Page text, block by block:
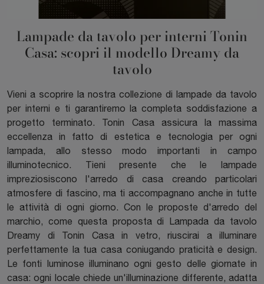
Lampade da tavolo per interni Tonin
Casa: scopri il modello Dreamy da
tavolo
Vieni a scoprire la nostra collezione di lampade da tavolo
per interni e ti garantiremo la completa soddisfazione a
progetto terminato. Tonin Casa assicura la massima
eccellenza in fatto di estetica e tecnologia per ogni
lampada, allo stesso modo importanti in campo
illuminotecnico. Tieni presente che le lampade
impreziosiscono l'arredo di casa creando particolari
atmosfere di fascino, ma ti accompagnano anche in tutte
le attività di ogni giorno. Con le proposte d'arredo del
marchio, come questa proposta di Lampada da tavolo
Dreamy di Tonin Casa in vetro, riuscirai a illuminare
perfettamente la tua casa coniugando praticità e design.
Le fonti luminose illuminano ogni gesto delle giornate in
casa: ogni locale chiede un'illuminazione differente, adatta